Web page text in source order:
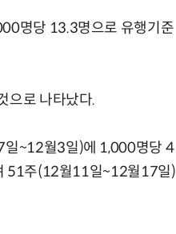
명당 13.3명으로 유행기준
으로 나타났다.
일~12월3일)에 1,000명당 4
51주(12월11일~12월17일)